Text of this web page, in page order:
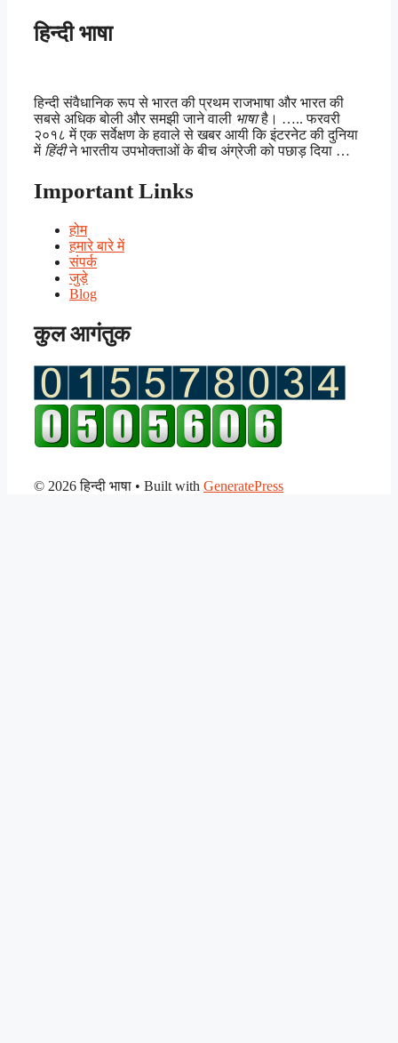
हिन्दी भाषा
हिन्दी संवैधानिक रूप से भारत की प्रथम राजभाषा और भारत की
सबसे अधिक बोली और समझी जाने वाली भाषाहै। ….. फरवरी
२०१८ में एक सर्वेक्षण के हवाले से खबर आयी कि इंटरनेट की दुनिया
में हिंदीने भारतीय उपभोक्ताओं के बीच अंग्रेजी को पछाड़ दिया …
Important Links
होम
हमारे बारे में
संपर्क
जुड़े
Blog
कुल आगंतुक
© 2026 हिन्दी भाषा • Built with GeneratePress